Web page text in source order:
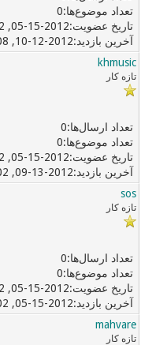
0
05-15-2012, 01:02 AM
10-12-2012, 05:08 PM
khmusic
تازه کار
0
0
05-15-2012, 01:02 AM
09-13-2012, 07:02 PM
sos
تازه کار
0
0
05-15-2012, 01:02 AM
05-15-2012, 01:02 AM
mahvare
تازه کار